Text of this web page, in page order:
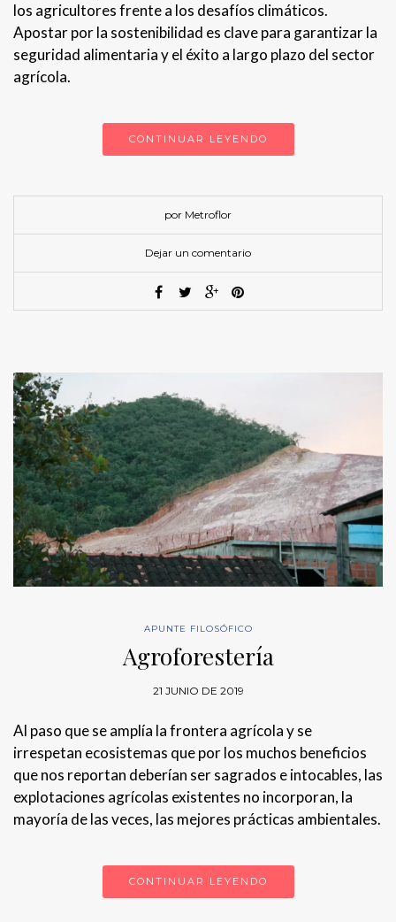
los agricultores frente a los desafíos climáticos.
Apostar por la sostenibilidad es clave para garantizar la
seguridad alimentaria y el éxito a largo plazo del sector
agrícola.
CONTINUAR LEYENDO
por Metroflor
Dejar un comentario
APUNTE FILOSÓFICO
Agroforestería
21 JUNIO DE 2019
Al paso que se amplía la frontera agrícola y se
irrespetan ecosistemas que por los muchos beneficios
que nos reportan deberían ser sagrados e intocables, las
explotaciones agrícolas existentes no incorporan, la
mayoría de las veces, las mejores prácticas ambientales.
CONTINUAR LEYENDO